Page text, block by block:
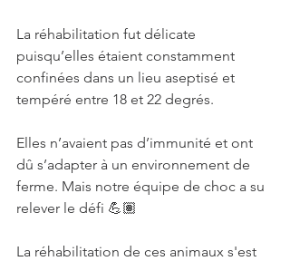
La réhabilitation fut délicate
puisqu’elles étaient constamment
confinées dans un lieu aseptisé et
tempéré entre 18 et 22 degrés.
Elles n’avaient pas d’immunité et ont
dû s’adapter à un environnement de
ferme. Mais notre équipe de choc a su
relever le défi 💪🏽
La réhabilitation de ces animaux s'est